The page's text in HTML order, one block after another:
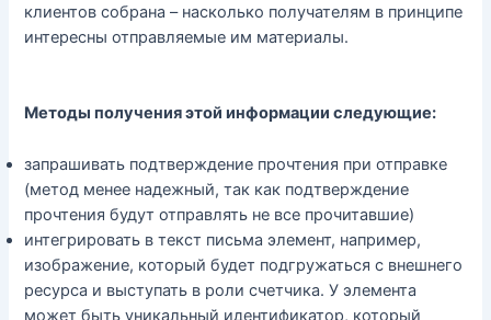
клиентов собрана – насколько получателям в принципе
интересны отправляемые им материалы.
Методы получения этой информации следующие:
запрашивать подтверждение прочтения при отправке
(метод менее надежный, так как подтверждение
прочтения будут отправлять не все прочитавшие)
интегрировать в текст письма элемент, например,
изображение, который будет подгружаться с внешнего
ресурса и выступать в роли счетчика. У элемента
может быть уникальный идентификатор, который